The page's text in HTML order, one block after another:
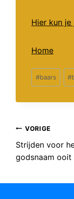
Hier kun
Home
Bericht
tags:
#baars #
Bericht
VORIGE
Strijden voor
godsnaam ooit